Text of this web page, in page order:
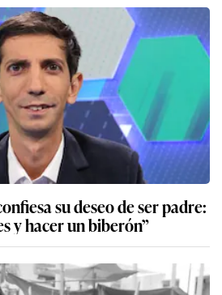
su deseo de ser padre:
y hacer un biberón”